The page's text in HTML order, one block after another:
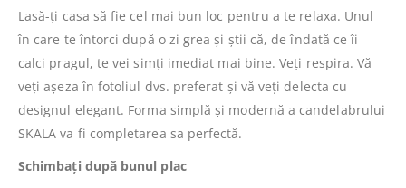
Lasă-ți casa să fie cel mai bun loc pentru a te relaxa. Unul
în care te întorci după o zi grea și știi că, de îndată ce îi
calci pragul, te vei simți imediat mai bine. Veți respira. Vă
veți așeza în fotoliul dvs. preferat și vă veți delecta cu
designul elegant. Forma simplă și modernă a candelabrului
SKALA va fi completarea sa perfectă.
Schimbați după bunul plac